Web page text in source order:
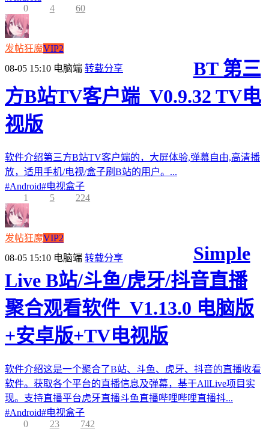
0
4 60
发帖狂魔VIP2
08-05 15:10 电脑端 转载分享
BT 第三
方B站TV客户端_V0.9.32 TV电
视版
软件介绍第三方B站TV客户端的，大屏体验,弹幕自由,高清播
放，适用手机/电视/盒子刷B站的用户。...
#Android#电视盒子
1
5 224
发帖狂魔VIP2
08-05 15:10 电脑端 转载分享
Simple
Live B站/斗鱼/虎牙/抖音直播
聚合观看软件_V1.13.0 电脑版
+安卓版+TV电视版
软件介绍这是一个聚合了B站、斗鱼、虎牙、抖音的直播收看
软件。获取各个平台的直播信息及弹幕，基于AllLive项目实
现。支持直播平台虎牙直播斗鱼直播哔哩哔哩直播抖...
#Android#电视盒子
0
23 742